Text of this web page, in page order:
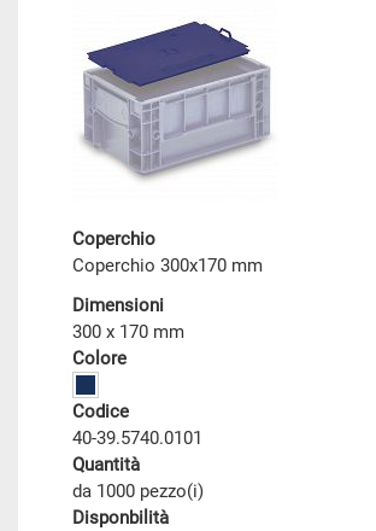
Coperchio
Coperchio 300x170 mm
Dimensioni
300 x 170 mm
Colore
Codice
40-39.5740.0101
Quantità
da 1000 pezzo(i)
Disponbilità